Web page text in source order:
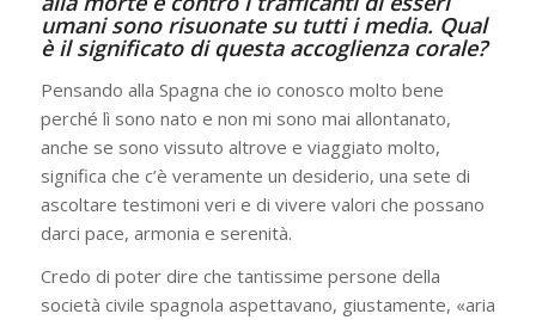
umani sono risuonate su tutti i media. Qual
è il significato di questa accoglienza corale?
Pensando alla Spagna che io conosco molto bene
perché lì sono nato e non mi sono mai allontanato,
anche se sono vissuto altrove e viaggiato molto,
significa che c’è veramente un desiderio, una sete di
ascoltare testimoni veri e di vivere valori che possano
darci pace, armonia e serenità.
Credo di poter dire che tantissime persone della
società civile spagnola aspettavano, giustamente, «aria